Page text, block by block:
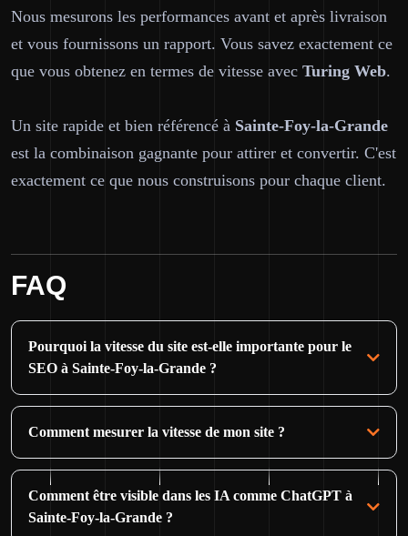
Nous mesurons les performances avant et après livraison
et vous fournissons un rapport. Vous savez exactement ce
que vous obtenez en termes de vitesse avec Turing Web.
Un site rapide et bien référencé à Sainte-Foy-la-Grande
est la combinaison gagnante pour attirer et convertir. C'est
exactement ce que nous construisons pour chaque client.
FAQ
Pourquoi la vitesse du site est-elle importante pour le
SEO à Sainte-Foy-la-Grande ?
Comment mesurer la vitesse de mon site ?
Comment être visible dans les IA comme ChatGPT à
Sainte-Foy-la-Grande ?